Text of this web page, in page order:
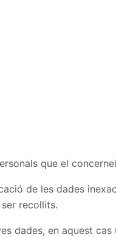
que el
de les dades
recollits.
dades, en aquest